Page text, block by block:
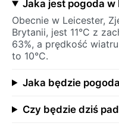
Jaka jest pogoda
Obecnie w Leicester,
Brytanii, jest 11°C z
63%, a prędkość
to 10°C.
Jaka będzie
Czy będzie dziś